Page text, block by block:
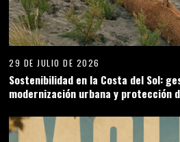
ARQUITECTURA POST AND BEAM EN